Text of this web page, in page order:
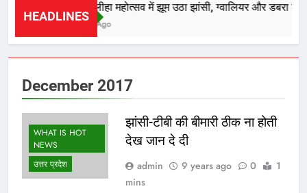
HEADLINES
*28वें चालीहा महोत्सव में झूम उठा झांसी, ग्वालियर और डबरा के
14 Hours Ago
December 2017
WHAT IS HOT
NEWS
उत्तर प्रदेश
झांसी-टीबी की बीमारी ठीक ना होती
देख जान दे दी
admin 9 years ago 0
1
mins